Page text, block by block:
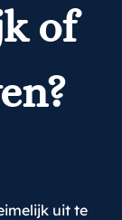
of
uit te